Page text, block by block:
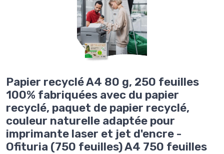
Papier recyclé A4 80 g, 250 feuilles
100% fabriquées avec du papier
recyclé, paquet de papier recyclé,
couleur naturelle adaptée pour
imprimante laser et jet d'encre -
Ofituria (750 feuilles) A4 750 feuilles